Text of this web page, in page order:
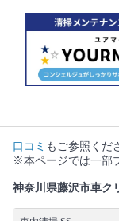
口コミ もご参照くだ
※本ページでは一部
神奈川県藤沢市車ク